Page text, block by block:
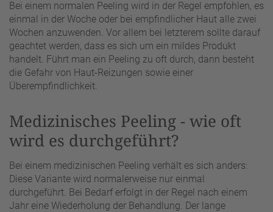
Bei einem normalen Peeling wird in der Regel empfohlen, es
einmal in der Woche oder bei empfindlicher Haut alle zwei
Wochen anzuwenden. Vor allem bei letzterem sollte darauf
geachtet werden, dass es sich um ein mildes Produkt
handelt. Führt man ein Peeling zu oft durch, dann besteht
die Gefahr von Haut-Reizungen sowie einer
Überempfindlichkeit.
Medizinisches Peeling - wie oft
wird es durchgeführt?
Bei einem medizinischen Peeling verhält es sich anders:
Diese Variante wird normalerweise nur einmal
durchgeführt. Bei Bedarf erfolgt in der Regel nach einem
Jahr eine Wiederholung der Behandlung. Der lange